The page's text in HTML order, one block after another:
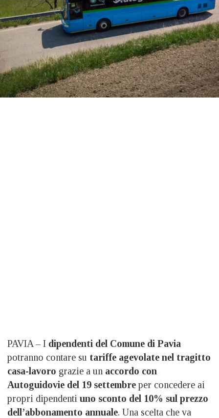
PAVIA – I dipendenti del Comune di Pavia
potranno contare su tariffe agevolate nel tragitto
casa-lavoro grazie a un accordo con
Autoguidovie del 19 settembre per concedere ai
propri dipendenti uno sconto del 10% sul prezzo
dell’abbonamento annuale. Una scelta che va